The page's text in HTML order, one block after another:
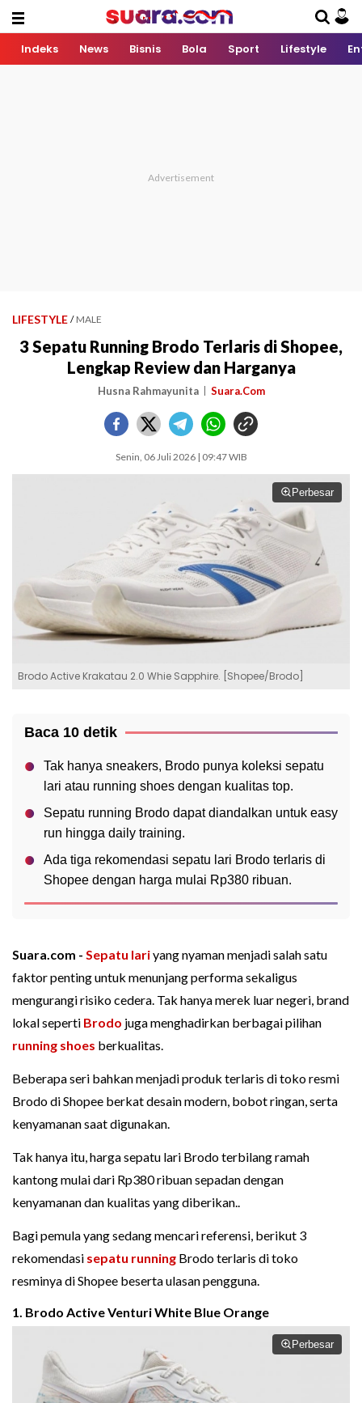
Indeks News Bisnis Bola Sport Lifestyle
LIFESTYLE / MALE
3 Sepatu Running Brodo Terlaris di Shopee,
Lengkap Review dan Harganya
Husna Rahmayunita Suara.Com
Senin, 06 Juli 2026 | 09:47 WIB
Perbesar
Brodo Active Krakatau 2.0 Whie Sapphire. [Shopee/Brodo]
Baca 10 detik
Tak hanya sneakers, Brodo punya koleksi sepatu
lari atau running shoes dengan kualitas top.
Sepatu running Brodo dapat diandalkan untuk easy
run hingga daily training.
Ada tiga rekomendasi sepatu lari Brodo terlaris di
Shopee dengan harga mulai Rp380 ribuan.
Suara.com - Sepatu lariyang nyaman menjadi salah satu
faktor penting untuk menunjang performa sekaligus
mengurangi risiko cedera. Tak hanya merek luar negeri, brand
lokal seperti Brodo juga menghadirkan berbagai pilihan
running shoes berkualitas.
Beberapa seri bahkan menjadi produk terlaris di toko resmi
Brodo di Shopee berkat desain modern, bobot ringan, serta
kenyamanan saat digunakan.
Tak hanya itu, harga sepatu lari Brodo terbilang ramah
kantong mulai dari Rp380 ribuan sepadan dengan
kenyamanan dan kualitas yang diberikan..
Bagi pemula yang sedang mencari referensi, berikut 3
rekomendasi sepatu running Brodo terlaris di toko
resminya di Shopee beserta ulasan pengguna.
1. Brodo Active Venturi White Blue Orange
Perbesar